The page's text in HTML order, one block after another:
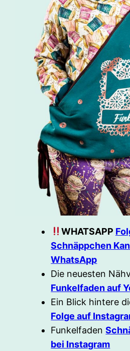
WHATSAPP
Schnäppchen
WhatsApp
Die neuesten
Funkelfaden auf
Ein Blick hintere
Folge auf
Funkelfaden
bei Instagram